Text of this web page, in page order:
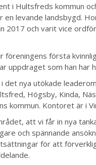
i Hultsfreds kommun
levande landsbygd.
2017 och varit vice
föreningens första
uppdraget som han har
nya utökade
Högsby, Kinda,
kommun. Kontoret är i
att vi får in nya
och spännande
för att